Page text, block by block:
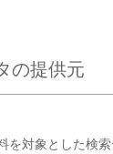
の提供元
対象とした検